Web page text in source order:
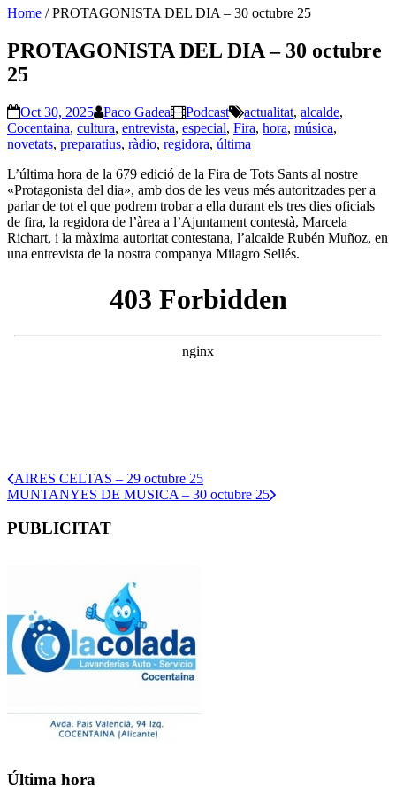
Home /PROTAGONISTA DEL DIA – 30 octubre 25
PROTAGONISTA DEL DIA – 30 octubre
25
Oct 30, 2025 Paco Gadea Podcast actualitat, alcalde,
Cocentaina, cultura, entrevista, especial, Fira, hora, música,
novetats, preparatius, ràdio, regidora, última
L’última hora de la 679 edició de la Fira de Tots Sants al nostre
«Protagonista del dia», amb dos de les veus més autoritzades per a
parlar de tot el que podrem trobar a ella durant els tres dies oficials
de fira, la regidora de l’àrea a l’Ajuntament contestà, Marcela
Richart, i la màxima autoritat contestana, l’alcalde Rubén Muñoz, en
una entrevista de la nostra companya Milagro Sellés.
AIRES CELTAS – 29 octubre 25
MUNTANYES DE MUSICA – 30 octubre 25
PUBLICITAT
Última hora